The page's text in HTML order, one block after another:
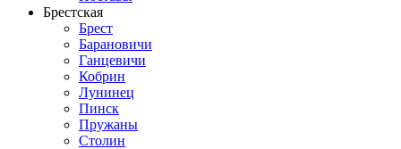
Брестская
Брест
Барановичи
Ганцевичи
Кобрин
Лунинец
Пинск
Пружаны
Столин